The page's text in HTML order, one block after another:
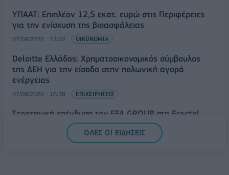
ΥΠΑΑΤ: Επιπλέον 12,5 εκατ. ευρώ στις Περιφέρειες
για την ενίσχυση της βιοασφάλειας
07/08/2026 - 17:02 ΟΙΚΟΝΟΜΙΑ
Deloitte Ελλάδος: Χρηματοοικονομικός σύμβουλος
της ΔΕΗ για την είσοδο στην πολωνική αγορά
ενέργειας
07/08/2026 - 16:38 ΕΠΙΧΕΙΡΗΣΕΙΣ
Στρατηγική επένδυση του EFA GROUP στη Fractal
για την ανάπτυξη προηγμένων αμυντικών
ΟΛΕΣ ΟΙ ΕΙΔΗΣΕΙΣ